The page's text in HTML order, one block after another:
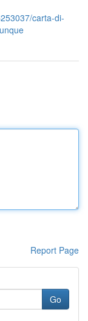
carta-di-
Report Page
Go